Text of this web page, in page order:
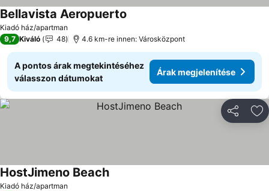
Kiadó ház/apartman
Bellavista Aeropuerto
9,7 Kiváló 48 4.6 km-re innen: Városközpont
A pontos árak megtekintéséhez
válasszon dátumokat
Árak megjelenítése
Kiadó ház/apartman
HostJimeno BeachÁrak megjelenítése